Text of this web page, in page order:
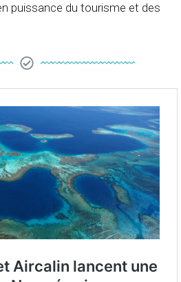
puissance du tourisme et des